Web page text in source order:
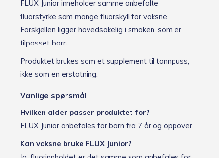
FLUX Junior inneholder samme anbefalte
fluorstyrke som mange fluorskyll for voksne.
Forskjellen ligger hovedsakelig i smaken, som er
tilpasset barn.
Produktet brukes som et supplement til tannpuss,
ikke som en erstatning.
Vanlige spørsmål
Hvilken alder passer produktet for?
FLUX Junior anbefales for barn fra 7 år og oppover.
Kan voksne bruke FLUX Junior?